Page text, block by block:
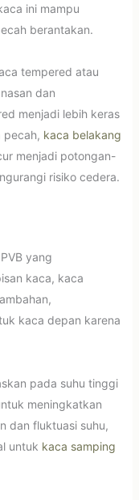
ini mampu
berantakan.
tempered atau
dan
menjadi lebih keras
pecah, kaca belakang
menjadi potongan-
risiko cedera.
yang
kaca, kaca
kaca depan karena
pada suhu tinggi
meningkatkan
dan fluktuasi suhu,
untuk kaca samping